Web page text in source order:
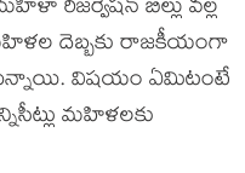
రిజర్వేషన్ బిల్లు వల్ల
దెబ్బకు రాజకీయంగా
విషయం ఏమిటంటే
మహిళలకు